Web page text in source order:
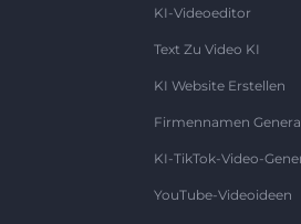
KI-Videoeditor
Text Zu Video KI
KI Website Erstellen
Firmennamen
KI-TikTok-Video-
YouTube-Videoideen